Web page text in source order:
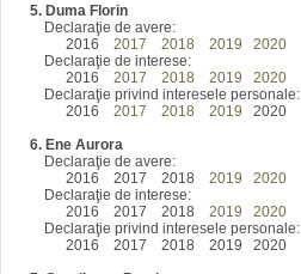
5. Duma Florin
Declaraţie de avere:
2016
2017 2018 2019
2020
Declaraţie de interese:
2016
2017 2018 2019
2020
Declaraţie privind interesele personale:
2016
2017 2018 2019 2020
6. Ene Aurora
Declaraţie de avere:
2016
2017 2018 2019
2020
Declaraţie de interese:
2016
2017 2018 2019
2020
Declaraţie privind interesele personale:
2016
2017 2018 2019 2020